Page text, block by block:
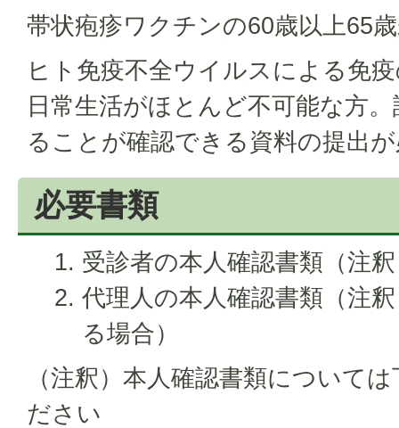
帯状疱疹ワクチンの60歳以上65
ヒト免疫不全ウイルスによる免
日常生活がほとんど不可能な方
ることが確認できる資料の提出
必要書類
受診者の本人確認書類（注
代理人の本人確認書類（注
る場合）
（注釈）本人確認書類について
ださい